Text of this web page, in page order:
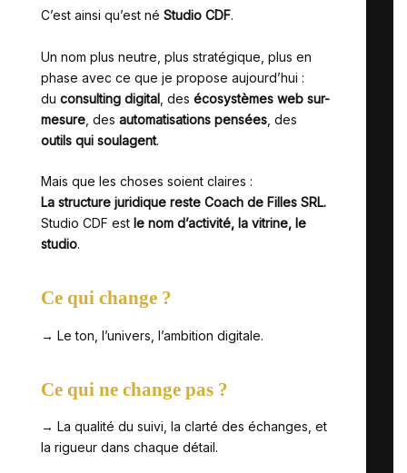
C’est ainsi qu’est né Studio CDF.
Un nom plus neutre, plus stratégique, plus en
phase avec ce que je propose aujourd’hui :
du consulting digital, des écosystèmes web sur-
mesure, des automatisations pensées, des
outils qui soulagent.
Mais que les choses soient claires :
La structure juridique reste Coach de Filles SRL.
Studio CDF est le nom d’activité, la vitrine, le
studio.
Ce qui change ?
→ Le ton, l’univers, l’ambition digitale.
Ce qui ne change pas ?
→ La qualité du suivi, la clarté des échanges, et
la rigueur dans chaque détail.